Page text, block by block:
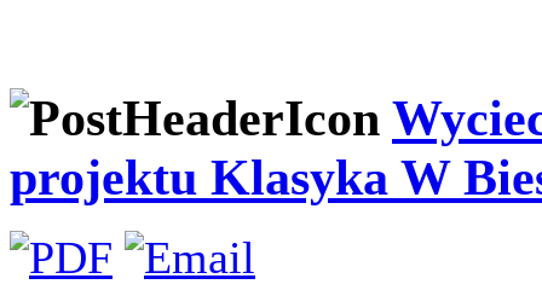
projektu Klasyka W